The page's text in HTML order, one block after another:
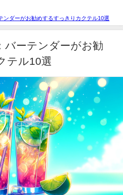
ンダーがお勧めするすっきりカクテル10選
バーテンダーがお勧
テル10選